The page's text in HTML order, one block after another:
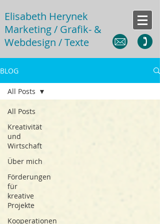
Elisabeth Herynek
Marketing / Grafik- &
Webdesign / Texte
BLOG
All Posts
Kreativität
und
Wirtschaft
Über mich
Förderungen
für
kreative
Projekte
Kooperationen
All Posts